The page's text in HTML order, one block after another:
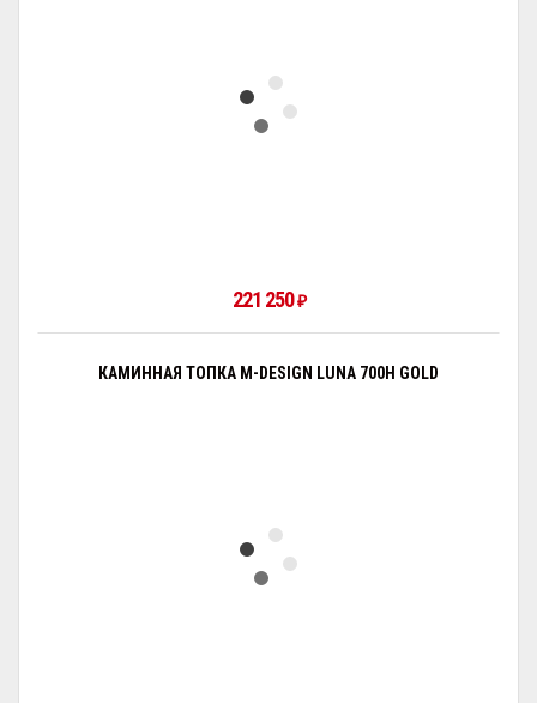
221 250 ₽
КАМИННАЯ ТОПКА M-DESIGN LUNA 700H GOLD